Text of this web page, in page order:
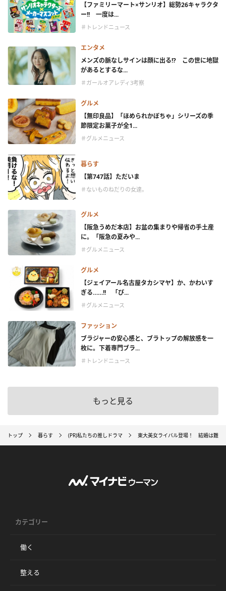
【ファミリーマート×サンリオ】総勢26キャラクタ
ー!! 一度は...
＃トレンドニュース
エンタメ
メンズの脈なしサインは顔に出る!? この世に地獄
があるとするな...
＃ガールオアレディ3考察
グルメ
【無印良品】「ほめられかぼちゃ」シリーズの季
節限定お菓子が全1...
＃グルメニュース
暮らす
【第747話】ただいま
＃ないものねだりの女達。
グルメ
【阪急うめだ本店】お盆の集まりや帰省の手土産
に。「阪急の夏みや...
＃グルメニュース
グルメ
【ジェイアール名古屋タカシマヤ】か、かわいす
ぎる……!! 「ぴ...
＃グルメニュース
ファッション
ブラジャーの安心感と、ブラトップの解放感を一
枚に。下着専門ブラ...
＃トレンドニュース
もっと見る
トップ 暮らす (PR)私たちの推しドラマ 東大美女ライバル登場！ 結婚は難し
カテゴリー
働く
整える